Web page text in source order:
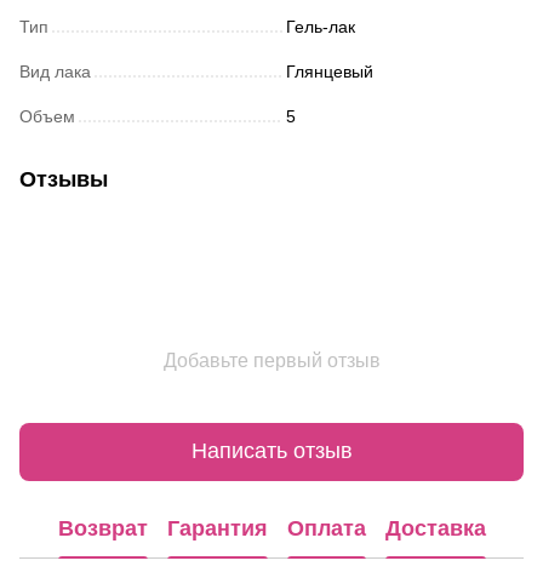
Тип Гель-лак
Вид лака Глянцевый
Объем 5
Отзывы
Добавьте первый отзыв
Написать отзыв
Возврат Гарантия Оплата Доставка